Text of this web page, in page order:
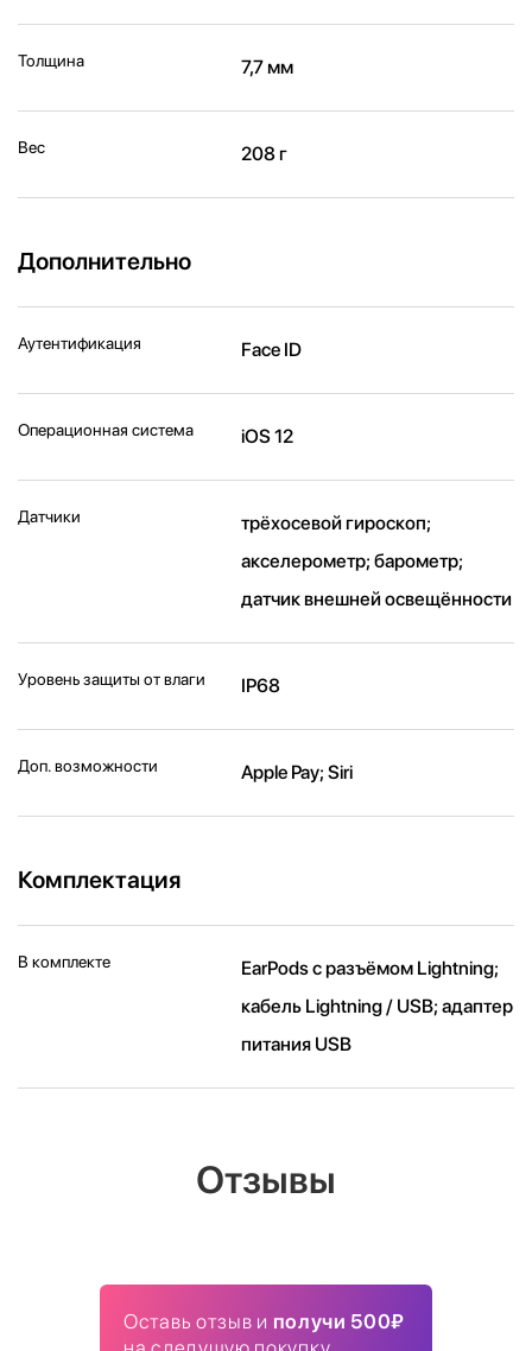
Толщина 7,7 мм
Вес 208 г
Дополнительно
Аутентификация Face ID
Операционная система iOS 12
Датчики
трёхосевой гироскоп;
акселерометр; барометр;
датчик внешней освещённости
Уровень защиты от влаги IP68
Доп. возможности Apple Pay; Siri
Комплектация
В комплекте
EarPods с разъёмом Lightning;
кабель Lightning / USB; адаптер
питания USB
Отзывы
Оставь отзыв и получи 500₽